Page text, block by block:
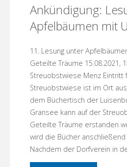
Ankündigung:
Apfelbäumen mit
11. Lesung unter
Geteilte Träume 15.08.2021,
Streuobstwiese Menz Eintritt
Streuobstwiese ist im Ort
dem Büchertisch der
Gransee kann auf der
Geteilte Träume erstanden
wird die Bücher
Nachdem der Dorfverein in